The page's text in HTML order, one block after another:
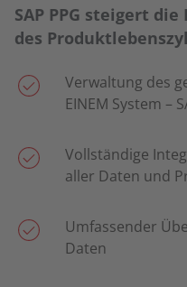
SAP PPG steigert
des
Verwaltung des
EINEM System –
Vollständige
aller Daten und
Umfassender
Daten